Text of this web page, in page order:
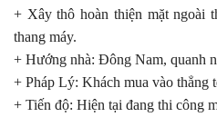
+ Xây thô hoàn thiện mặt ngoài
thang máy.
+ Hướng nhà: Đông Nam, quanh
+ Pháp Lý: Khách mua vào thẳng
+ Tiến độ: Hiện tại đang thi công